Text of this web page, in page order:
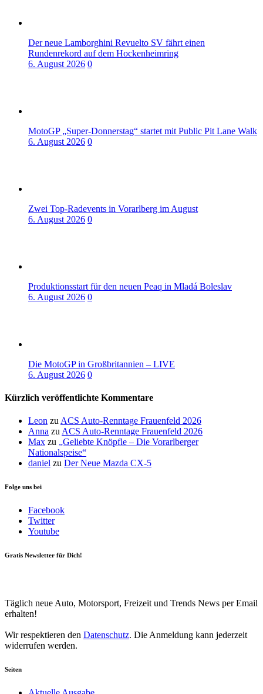
Der neue Lamborghini Revuelto SV fährt einen
Rundenrekord auf dem Hockenheimring
6. August 2026 0
MotoGP „Super-Donnerstag“ startet mit Public Pit Lane Walk
6. August 2026 0
Zwei Top-Radevents in Vorarlberg im August
6. August 2026 0
Produktionsstart für den neuen Peaq in Mladá Boleslav
6. August 2026 0
Die MotoGP in Großbritannien – LIVE
6. August 2026 0
Kürzlich veröffentlichte Kommentare
Leon zuACS Auto-Renntage Frauenfeld 2026
Anna zuACS Auto-Renntage Frauenfeld 2026
Max zu „Geliebte Knöpfle – Die Vorarlberger
Nationalspeise“
daniel zu Der Neue Mazda CX-5
Folge uns bei
Facebook
Twitter
Youtube
Gratis Newsletter für Dich!
Täglich neue Auto, Motorsport, Freizeit und Trends News per Email
erhalten!
Wir respektieren den Datenschutz. Die Anmeldung kann jederzeit
widerrufen werden.
Seiten